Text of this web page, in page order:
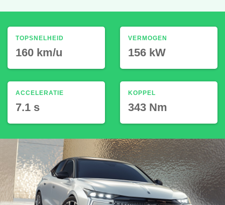
TOPSNELHEID
160 km/u
ACCELERATIE
7.1 s
VERMOGEN
156 kW
KOPPEL
343 Nm